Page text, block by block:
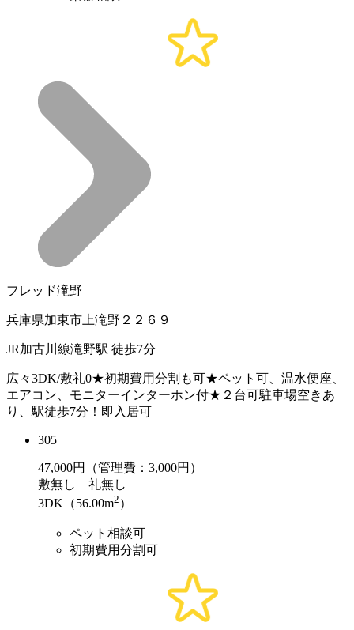
フレッド滝野
兵庫県加東市上滝野２２６９
JR加古川線滝野駅 徒歩7分
広々3DK/敷礼0★初期費用分割も可★ペット可、温水便座、
エアコン、モニターインターホン付★２台可駐車場空きあ
り、駅徒歩7分！即入居可
305
47,000円（管理費：3,000円）
敷無し 礼無し
3DK（56.00m2 ）
ペット相談可
初期費用分割可